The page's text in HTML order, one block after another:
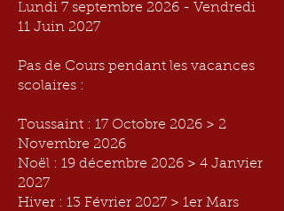
Lundi 7 septembre 2026 - Vendredi
11 Juin 2027
Pas de Cours pendant les vacances
scolaires :
Toussaint : 17 Octobre 2026 > 2
Novembre 2026
Noël : 19 décembre 2026 > 4 Janvier
2027
Hiver : 13 Février 2027 > 1er Mars